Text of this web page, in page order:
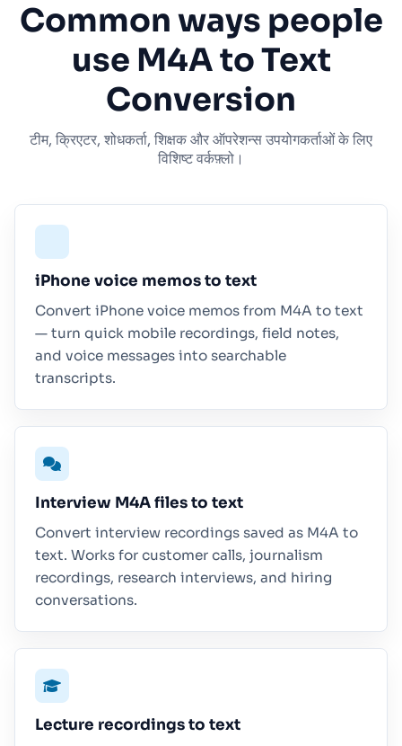
Common ways people
use M4A to Text
Conversion
टीम, क्रिएटर, शोधकर्ता, शिक्षक और ऑपरेशन्स उपयोगकर्ताओं के लिए
विशिष्ट वर्कफ़्लो।
iPhone voice memos to text
Convert iPhone voice memos from M4A to text
— turn quick mobile recordings, field notes,
and voice messages into searchable
transcripts.
Interview M4A files to text
Convert interview recordings saved as M4A to
text. Works for customer calls, journalism
recordings, research interviews, and hiring
conversations.
Lecture recordings to text